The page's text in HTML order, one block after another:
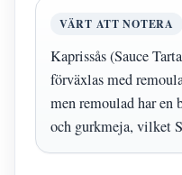
VÄRT ATT NOTERA
Kaprissås (Sauce
förväxlas med
men remoulad har en
och gurkmeja, vilket